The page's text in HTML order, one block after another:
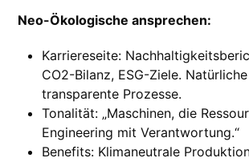
Neo-Ökologische ansprechen:
Karriereseite:
CO2-Bilanz, ESG-Ziele.
transparente Prozesse.
Tonalität: „Maschinen, die
Engineering mit Verantwortung.“
Benefits: Klimaneutrale